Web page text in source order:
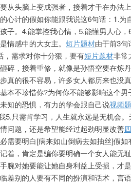
从头脑上变成强者，接着才干在办法
心计的假如你能跟我说这6句话：1.
子。4.能掌控我心情，5.能懂男人心
情感中的大女主。 短片题材由于前3句
，需求对你十分狠，要有短片题材非常
碎，接着重修，就像是孙悟空要在炼
真的很不容易，许多女人都历来也没
本不珍惜你?为何你不能够影响这个
知的恐惧，有力的学会跟自己说视频
5.只需肯学习，人生就永远是无机会
问题，还是希望能经过起劲明显改善
需要明白[病来如山倒病去如抽丝]假
着，肯定是骗你要明确一个女人能无
腕对她要能让她自身利益上受损，才
差别的人要有不同的扮演和话术，言